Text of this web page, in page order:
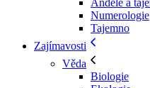
Andělé a
Numerologie
Tajemno
Zajímavosti
Věda
Biologie